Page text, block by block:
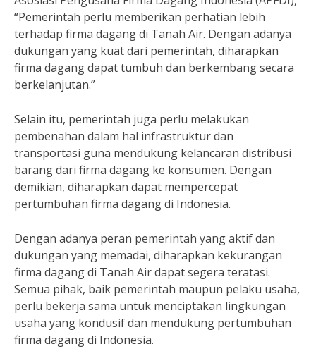
“Pemerintah perlu memberikan perhatian lebih
terhadap firma dagang di Tanah Air. Dengan adanya
dukungan yang kuat dari pemerintah, diharapkan
firma dagang dapat tumbuh dan berkembang secara
berkelanjutan.”
Selain itu, pemerintah juga perlu melakukan
pembenahan dalam hal infrastruktur dan
transportasi guna mendukung kelancaran distribusi
barang dari firma dagang ke konsumen. Dengan
demikian, diharapkan dapat mempercepat
pertumbuhan firma dagang di Indonesia.
Dengan adanya peran pemerintah yang aktif dan
dukungan yang memadai, diharapkan kekurangan
firma dagang di Tanah Air dapat segera teratasi.
Semua pihak, baik pemerintah maupun pelaku usaha,
perlu bekerja sama untuk menciptakan lingkungan
usaha yang kondusif dan mendukung pertumbuhan
firma dagang di Indonesia.